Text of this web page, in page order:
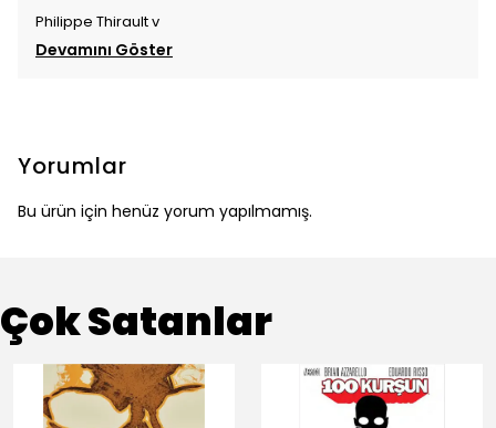
Philippe Thirault v
Devamını Göster
Yorumlar
Bu ürün için henüz yorum yapılmamış.
Çok Satanlar